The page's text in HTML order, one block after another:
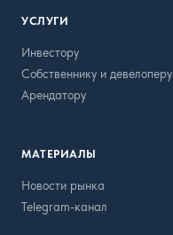
УСЛУГИ
Инвестору
Собственнику и девелоперу
Арендатору
МАТЕРИАЛЫ
Новости рынка
Telegram-канал